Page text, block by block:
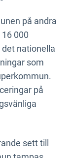
på andra
000
nationella
som
på
sett till